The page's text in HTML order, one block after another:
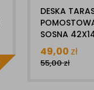
DESKA
SOSNA
LUNAWOOD
49,00 zł
55,00zł